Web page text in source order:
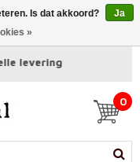
0
Is dat akkoord?
Ja
»